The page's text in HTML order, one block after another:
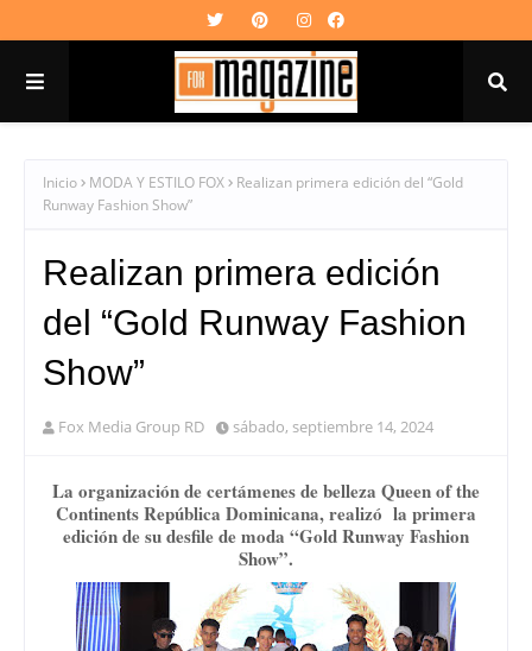
Inicio MODA Y ESTILO FOX
Realizan primera edición del “Gold
Runway Fashion Show”
Realizan primera edición
del “Gold Runway Fashion
Show”
Fox Media Group RD sábado, septiembre 14, 2024
La organización de certámenes de belleza Queen of the
Continents República Dominicana, realizó la primera
edición de su desfile de moda “Gold Runway Fashion
Show”.